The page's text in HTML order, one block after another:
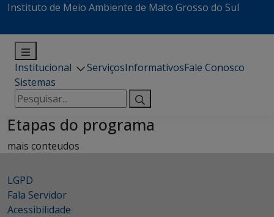
Instituto de Meio Ambiente de Mato Grosso do Sul
Institucional ServiçosInformativosFale Conosco
Sistemas
Pesquisar
por:
Etapas do programa
mais conteudos
LGPD
Fala Servidor
Acessibilidade